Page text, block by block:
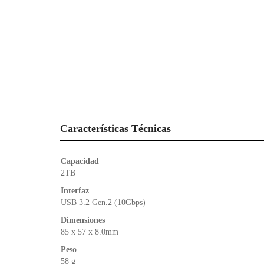
Características Técnicas
Capacidad
2TB
Interfaz
USB 3.2 Gen.2 (10Gbps)
Dimensiones
85 x 57 x 8.0mm
Peso
58 g